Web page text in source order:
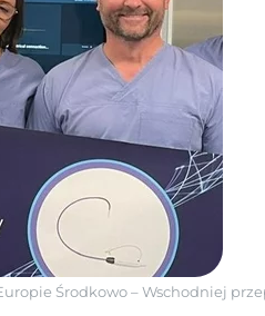
Środkowo – Wschodniej